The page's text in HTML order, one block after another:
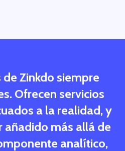
Zinkdo siempre
Ofrecen servicios
a la realidad, y
añadido más allá de
analítico,